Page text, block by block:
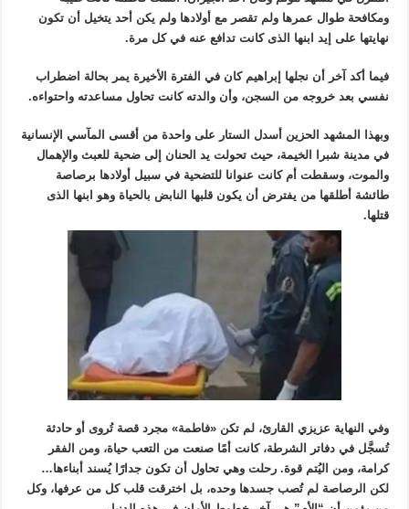
ومكافحة طوال عمرها ولم تقصر مع أولادها ولم يكن أحد يتخيل أن تكون
نهايتها على إيد ابنها الذى كانت تدافع عنه في كل مرة.
فيما أكد آخر أن نجلها إبراهيم كان في الفترة الأخيرة يمر بحالة اضطراب
نفسي بعد خروجه من السجن، وأن والدته كانت تحاول مساعدته واحتواءه.
وبهذا المشهد الحزين أسدل الستار على واحدة من أقسى المآسي الإنسانية
في مدينة شبرا الخيمة، حيث تحولت يد الحنان إلى ضحية للعبث والإهمال
والموت، وسقطت أم كانت عنوانا للتضحية في سبيل أولادها برصاصة
طائشة أطلقها من يفترض أن يكون قلبها النابض بالحياة وهو ابنها الذى
قتلها.
وفي النهاية عزيزي القارئ، لم تكن «فاطمة» مجرد قصة تُروى أو حادثة
تُسجَّل في دفاتر الشرطة، كانت أمًا صنعت من التعب حياة، ومن الفقر
كرامة، ومن اليُتم قوة. رحلت وهي تحاول أن تكون جدارًا يُسند أبناءها…
لكن الرصاصة لم تُصب جسدها وحده، بل اخترقت قلب كل من عرفها، وكل